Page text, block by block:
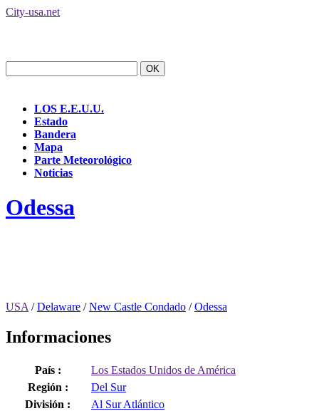
City-usa.net
LOS E.E.U.U.
Estado
Bandera
Mapa
Parte Meteorológico
Noticias
Odessa
USA /Delaware /New Castle Condado /Odessa
Informaciones
País :
Los Estados Unidos de América
Región :
Del Sur
División :
Al Sur Atlántico